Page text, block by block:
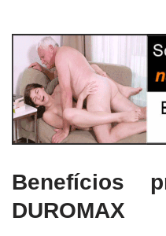
Benefícios
DUROMAX